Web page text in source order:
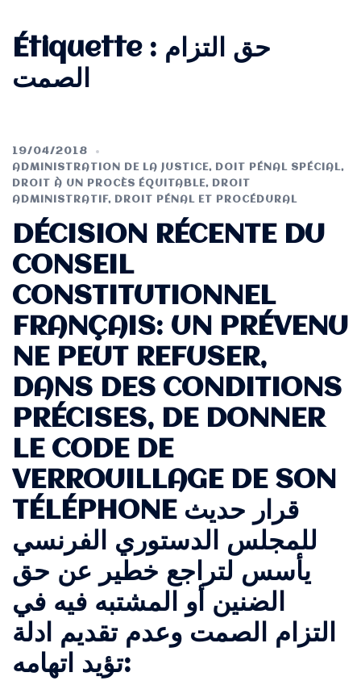
Étiquette : حق التزام
الصمت
19/04/2018
ADMINISTRATION DE LA JUSTICE, DOIT PÉNAL SPÉCIAL,
DROIT À UN PROCÈS ÉQUITABLE,
DROIT
ADMINISTRATIF, DROIT PÉNAL ET PROCÉDURAL
DÉCISION RÉCENTE DU
CONSEIL
CONSTITUTIONNEL
FRANÇAIS: UN PRÉVENU
NE PEUT REFUSER,
DANS DES CONDITIONS
PRÉCISES, DE DONNER
LE CODE DE
VERROUILLAGE DE SON
TÉLÉPHONE قرار حديث
للمجلس الدستوري الفرنسي
يأسس لتراجع خطير عن حق
الضنين أو المشتبه فيه في
التزام الصمت وعدم تقديم ادلة
تؤيد اتهامه: